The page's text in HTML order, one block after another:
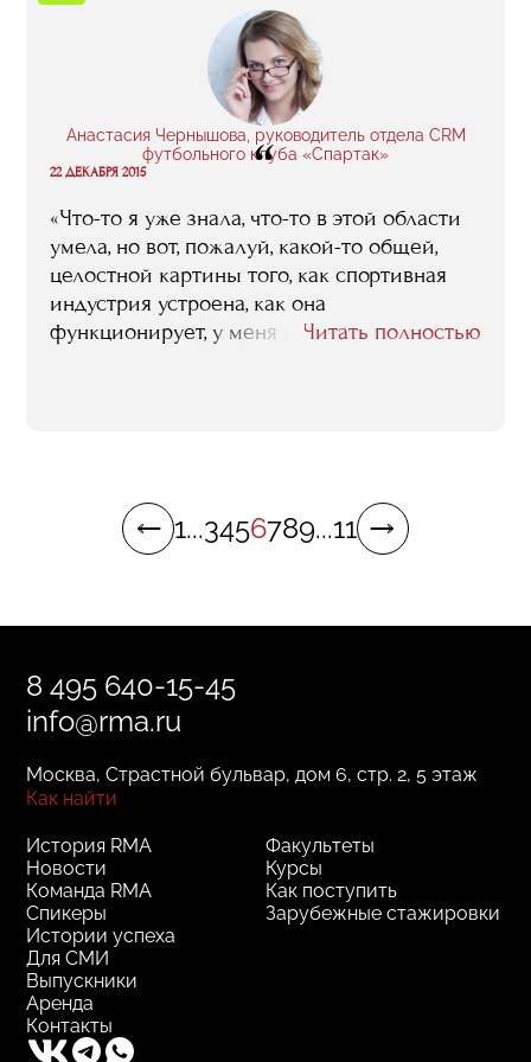
приобрела и даже нашла бизнес-партнера».
Анастасия Чернышова, руководитель отдела CRM
футбольного клуба «Спартак»
“
22 ДЕКАБРЯ 2015
«Что-то я уже знала, что-то в этой области
умела, но вот, пожалуй, какой-то общей,
целостной картины того, как спортивная
индустрия устроена, как она
функционирует, у меня до RMA не было. То,
Читать полностью
1...3456789...11
8 495 640-15-45
info@rma.ru
Москва, Страстной бульвар, дом 6, стр. 2, 5 этаж
Как найти
Факультеты
Курсы
Как поступить
Зарубежные стажировки
История RMA
Новости
Команда RMA
Спикеры
Истории успеха
Для СМИ
Выпускники
Аренда
Контакты